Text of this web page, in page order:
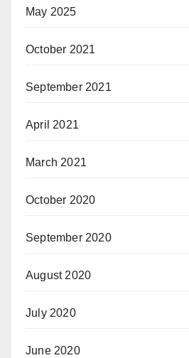
May 2025
October 2021
September 2021
April 2021
March 2021
October 2020
September 2020
August 2020
July 2020
June 2020